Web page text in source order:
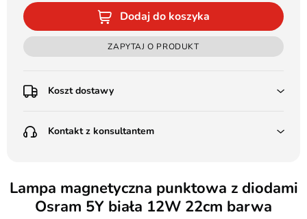
Dodaj do koszyka
ZAPYTAJ O PRODUKT
Koszt dostawy
Poczta Polska Kurier 48H - 11 zł
(od 1000 zł dla gabarytów, nie dotyczy produktów 3m)
Pobranie:
Kontakt z konsultantem
Batalionów Chłopskich 12, 94-058 Łódź
506 336 320
Lampa magnetyczna punktowa z diodami
Osram 5Y biała 12W 22cm barwa